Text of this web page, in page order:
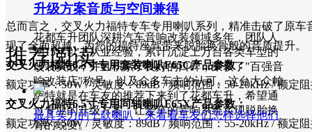
总而言之，交叉火力福特专车专用喇叭系列，精准击破了原
现了全面超越，为您的福特座驾带来脱胎换骨般的音质提升。
交叉火力福特6.5寸专用套装喇叭F65C产品参数：
额定功率：50W / 灵敏度：89dB / 频响范围：50-20kHz / 额定
交叉火力福特6.5寸专用同轴喇叭F65X产品参数：
额定功率：50W / 灵敏度：89dB / 频响范围：55-20kHz / 额定
升级方案音质与空间兼得
花都车升团队深耕汽车音响改装领域多年，团队人
均15年以上从业经验，累计沉淀上万台各类车型的
改装实战，并且积累了良好的口碑，荣获了"百强音
响改装店"称号，以及众多车主的认可。这台大众帕
萨特就是在车友的推荐下来到了花都车升，希望通
过专业的升级方案，让爱车的音响系统实现脱胎换
骨的蜕变。
推荐阅读
最具实力的十款喇叭，来看看车友们怎样选择他们